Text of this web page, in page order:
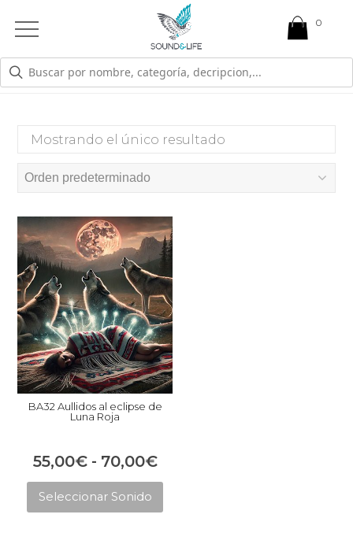
Open
Menu
ANTEPASADOS
Mostrando el único resultado
BA32 Aullidos al eclipse de
Luna Roja
55,00€ - 70,00€Rango
de
precios:
Seleccionar Sonido
Este
0